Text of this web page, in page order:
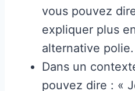
vous pouvez
expliquer plus
alternative polie.
Dans un
pouvez dire : «